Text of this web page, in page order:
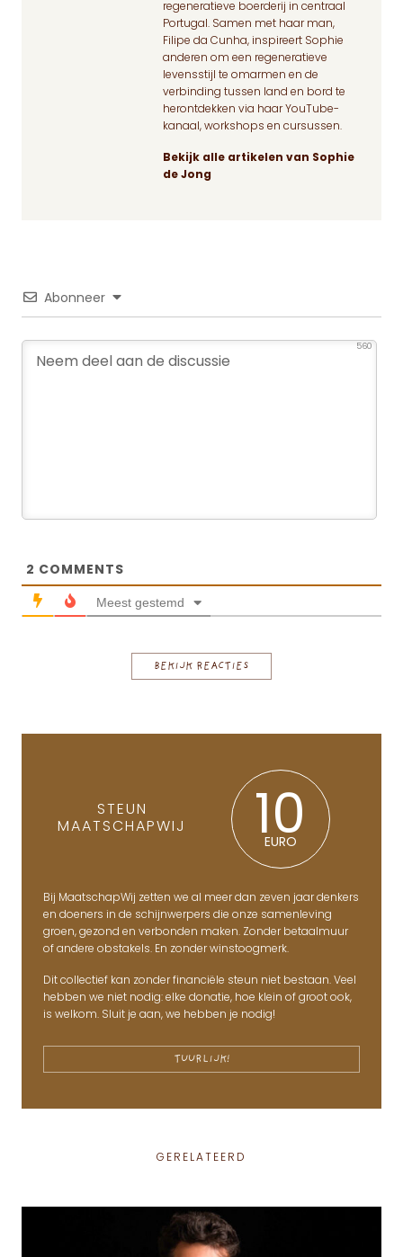
regeneratieve boerderij in centraal
Portugal. Samen met haar man,
Filipe da Cunha, inspireert Sophie
anderen om een regeneratieve
levensstijl te omarmen en de
verbinding tussen land en bord te
herontdekken via haar YouTube-
kanaal, workshops en cursussen.
Bekijk alle artikelen van Sophie
de Jong
Abonneer
560
2 COMMENTS
Meest gestemd
BEKIJK REACTIES
STEUN
MAATSCHAPWIJ
10
EURO
Bij MaatschapWij zetten we al meer dan zeven jaar denkers
en doeners in de schijnwerpers die onze samenleving
groen, gezond en verbonden maken. Zonder betaalmuur
of andere obstakels. En zonder winstoogmerk.
Dit collectief kan zonder financiële steun niet bestaan. Veel
hebben we niet nodig: elke donatie, hoe klein of groot ook,
is welkom. Sluit je aan, we hebben je nodig!
TUURLIJK!
GERELATEERD